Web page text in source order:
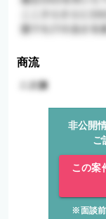
商流
非公開
ご
この案
※面談前